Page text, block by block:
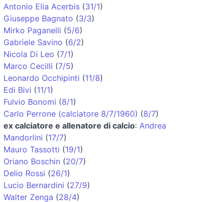
Antonio Elia Acerbis (31/1)
Giuseppe Bagnato (3/3)
Mirko Paganelli (5/6)
Gabriele Savino (6/2)
Nicola Di Leo (7/1)
Marco Cecilli (7/5)
Leonardo Occhipinti (11/8)
Edi Bivi (11/1)
Fulvio Bonomi (8/1)
Carlo Perrone (calciatore 8/7/1960) (8/7)
ex calciatore e allenatore di calcio: Andrea
Mandorlini (17/7)
Mauro Tassotti (19/1)
Oriano Boschin (20/7)
Delio Rossi (26/1)
Lucio Bernardini (27/9)
Walter Zenga (28/4)